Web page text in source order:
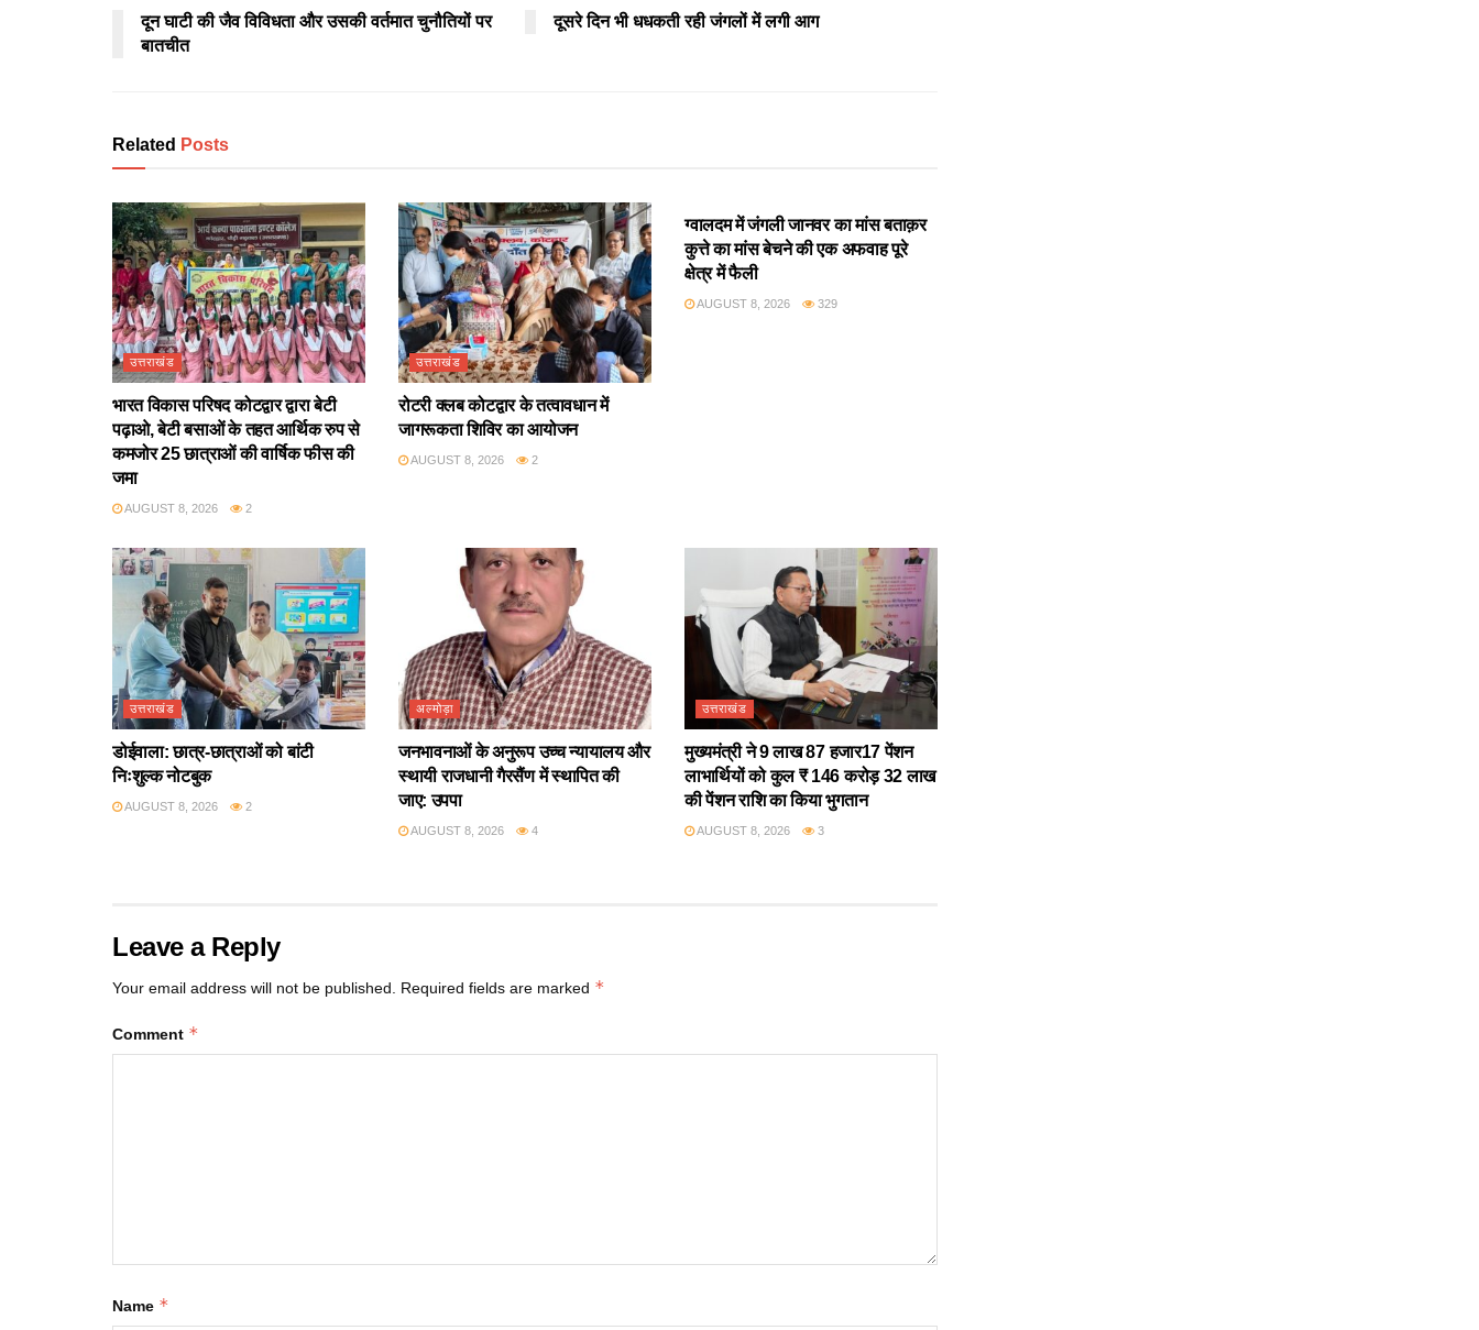
दून घाटी की जैव विविधता और उसकी वर्तमात चुनौतियों पर
बातचीत
दूसरे दिन भी धधकती रही जंगलों में लगी आग
Related Posts
उत्तराखंड
भारत विकास परिषद कोटद्वार द्वारा बेटी
पढ़ाओ, बेटी बसाओं के तहत आर्थिक रुप से
कमजोर 25 छात्राओं की वार्षिक फीस की
जमा
AUGUST 8, 2026 2
उत्तराखंड
रोटरी क्लब कोटद्वार के तत्वावधान में
जागरूकता शिविर का आयोजन
AUGUST 8, 2026 2
ग्वालदम में जंगली जानवर का मांस बताक़र
कुत्ते का मांस बेचने की एक अफवाह पूरे
क्षेत्र में फैली
AUGUST 8, 2026 329
उत्तराखंड
डोईवाला: छात्र-छात्राओं को बांटी
निःशुल्क नोटबुक
AUGUST 8, 2026 2
अल्मोड़ा
जनभावनाओं के अनुरूप उच्च न्यायालय और
स्थायी राजधानी गैरसैंण में स्थापित की
जाए: उपपा
AUGUST 8, 2026 4
उत्तराखंड
मुख्यमंत्री ने 9 लाख 87 हजार17 पेंशन
लाभार्थियों को कुल ₹ 146 करोड़ 32 लाख
की पेंशन राशि का किया भुगतान
AUGUST 8, 2026 3
Leave a Reply
Your email address will not be published. Required fields are marked *
Comment *
Name *